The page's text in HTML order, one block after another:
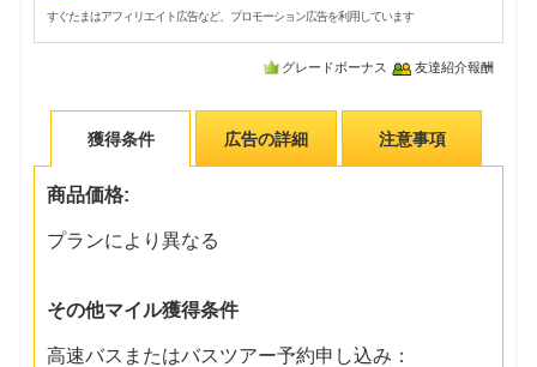
すぐたまはアフィリエイト広告など、プロモーション広告を利用しています
グレードボーナス 友達紹介報酬
獲得条件 広告の詳細 注意事項
商品価格:
プランにより異なる
その他マイル獲得条件
高速バスまたはバスツアー予約申し込み：